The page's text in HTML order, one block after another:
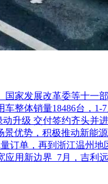
家发展改革委等十一
体销量18486台，1-
升级 交付签约齐头并
优势，积极推动新能
订单，再到浙江温州
用新边界 7月，吉利